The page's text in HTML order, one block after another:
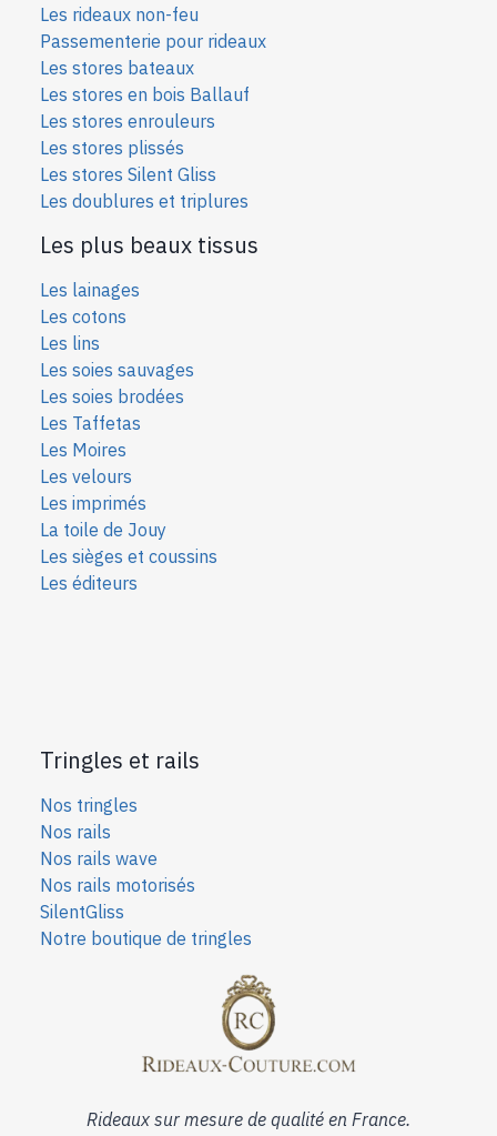
Les rideaux non-feu
Passementerie pour rideaux
Les stores bateaux
Les stores en bois Ballauf
Les stores enrouleurs
Les stores plissés
Les stores Silent Gliss
Les doublures et triplures
Les plus beaux tissus
Les lainages
Les cotons
Les lins
Les soies sauvages
Les soies brodées
Les Taffetas
Les Moires
Les velours
Les imprimés
La toile de Jouy
Les sièges et coussins
Les éditeurs
Tringles et rails
Nos tringles
Nos rails
Nos rails wave
Nos rails motorisés
SilentGliss
Notre boutique de tringles
Rideaux sur mesure de qualité en France.